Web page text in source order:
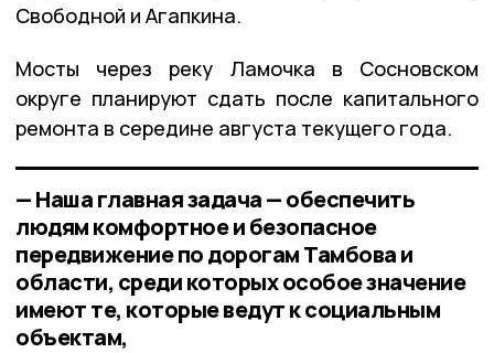
Свободной и Агапкина.
Мосты через реку Ламочка в Сосновском
округе планируют сдать после капитального
ремонта в середине августа текущего года.
— Наша главная задача — обеспечить
людям комфортное и безопасное
передвижение по дорогам Тамбова и
области, среди которых особое значение
имеют те, которые ведут к социальным
объектам,